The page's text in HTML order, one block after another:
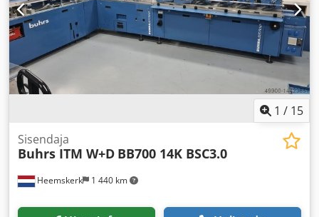
1 / 15
Heemskerk 1 440 km
Sisendaja
Buhrs ITM W+D BB700 14K BSC3.0